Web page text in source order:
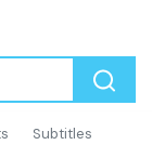
Subtitles